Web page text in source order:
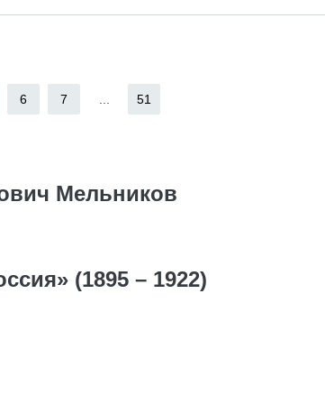
6 7 51
Мельников
(1895 – 1922)